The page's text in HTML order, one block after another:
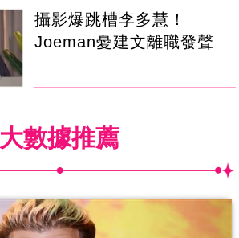
攝影爆跳槽李多慧！
Joeman憂建文離職發聲
大數據推薦